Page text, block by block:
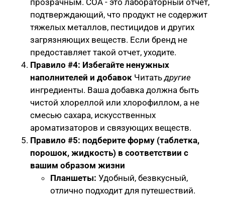
подтверждающий, что продукт не содержит
тяжелых металлов, пестицидов и других
загрязняющих веществ. Если бренд не
предоставляет такой отчет, уходите.
Правило #4: Избегайте ненужных
наполнителей и добавок Читать другие
ингредиенты. Ваша добавка должна быть
чистой хлореллой или хлорофиллом, а не
смесью сахара, искусственных
ароматизаторов и связующих веществ.
Правило #5: подберите форму (таблетка,
порошок, жидкость) в соответствии с
вашим образом жизни
Планшеты: Удобный, безвкусный,
отлично подходит для путешествий.